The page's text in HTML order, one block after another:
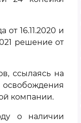
16.11.2020 и
решение от
ссылаясь на
компании.
о наличии